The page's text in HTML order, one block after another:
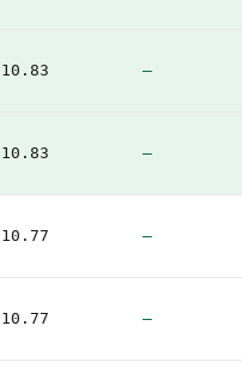
10.83 —
10.83 —
10.77 —
10.77 —